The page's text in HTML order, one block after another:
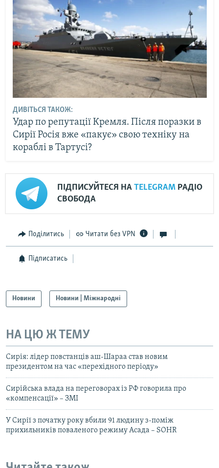
ДИВІТЬСЯ ТАКОЖ:
Удар по репутації Кремля. Після поразки в
Сирії Росія вже «пакує» свою техніку на
кораблі в Тартусі?
ПІДПИСУЙТЕСЯ НА TELEGRAM РАДІО
СВОБОДА
Поділитись Читати без VPN
Підписатись
Новини Новини | Міжнародні
НА ЦЮ Ж ТЕМУ
Сирія: лідер повстанців аш-Шараа став новим
президентом на час «перехідного періоду»
Сирійська влада на переговорах із РФ говорила про
«компенсації» – ЗМІ
У Сирії з початку року вбили 91 людину з-поміж
прихильників поваленого режиму Асада – SOHR